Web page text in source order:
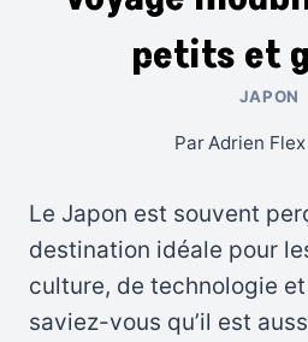
petits et
JAPON
Par Adrien
Le Japon est souvent
destination idéale pour
culture, de technologie
saviez-vous qu’il est